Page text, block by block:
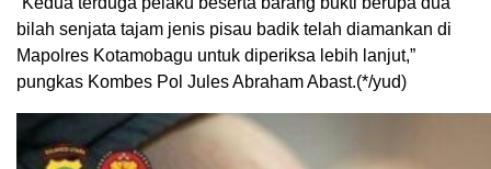
bilah senjata tajam jenis pisau badik telah diamankan di
Mapolres Kotamobagu untuk diperiksa lebih lanjut,”
pungkas Kombes Pol Jules Abraham Abast.(*/yud)